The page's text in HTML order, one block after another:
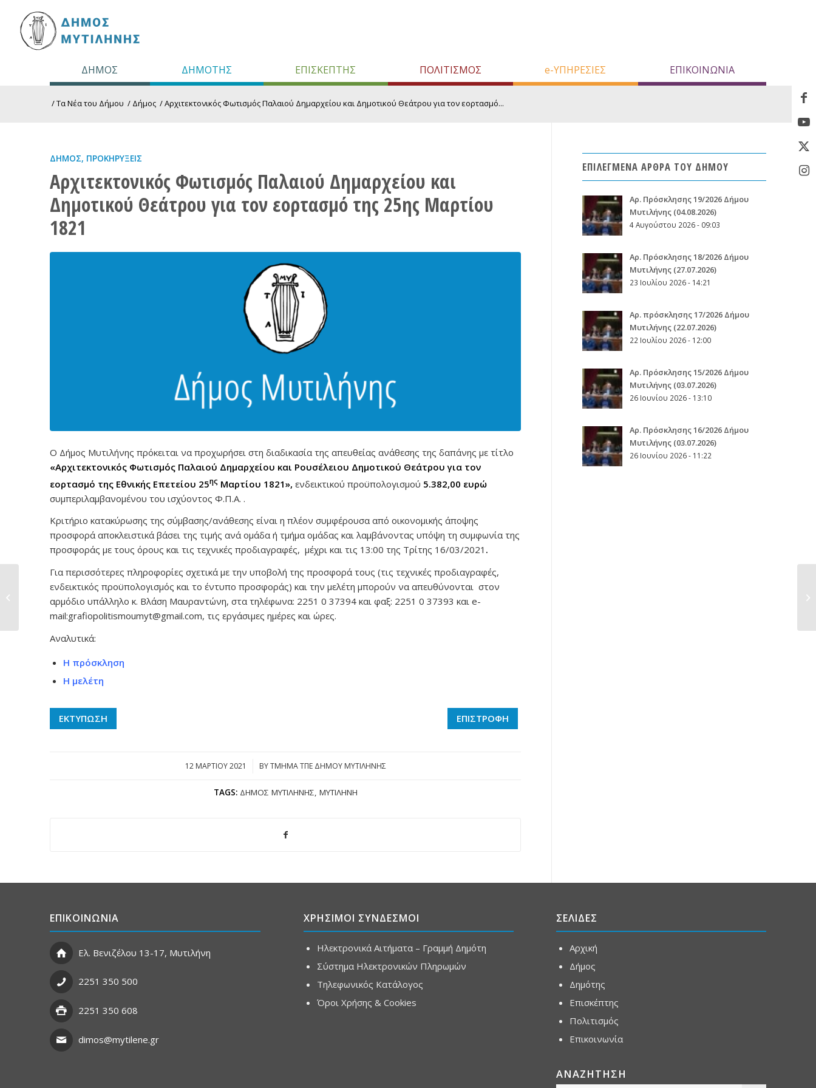
ΔΗΜΟΣ ΔΗΜΟΤΗΣ ΕΠΙΣΚΕΠΤΗΣ ΠΟΛΙΤΙΣΜΟΣ e-ΥΠΗΡΕΣΙΕΣ ΕΠΙΚΟΙΝΩΝΙΑ
/Τα Νέα του Δήμου / Δήμος /Αρχιτεκτονικός Φωτισμός Παλαιού Δημαρχείου και Δημοτικού Θεάτρου για τον εορτασμό...
ΔΉΜΟΣ, ΠΡΟΚΗΡΎΞΕΙΣ
Αρχιτεκτονικός Φωτισμός Παλαιού Δημαρχείου και
Δημοτικού Θεάτρου για τον εορτασμό της 25ης Μαρτίου
1821
Ο Δήμος Μυτιλήνης πρόκειται να προχωρήσει στη διαδικασία της απευθείας ανάθεσης της δαπάνης με τίτλο
«Αρχιτεκτονικός Φωτισμός Παλαιού Δημαρχείου και Ρουσέλειου Δημοτικού Θεάτρου για τον
εορτασμό της Εθνικής Επετείου 25ης Μαρτίου 1821», ενδεικτικού προϋπολογισμού 5.382,00 ευρώ
συμπεριλαμβανομένου του ισχύοντος Φ.Π.Α. .
Κριτήριο κατακύρωσης της σύμβασης/ανάθεσης είναι η πλέον συμφέρουσα από οικονομικής άποψης
προσφορά αποκλειστικά βάσει της τιμής ανά ομάδα ή τμήμα ομάδας και λαμβάνοντας υπόψη τη συμφωνία της
προσφοράς με τους όρους και τις τεχνικές προδιαγραφές, μέχρι και τις 13:00 της Τρίτης 16/03/2021 .
Για περισσότερες πληροφορίες σχετικά με την υποβολή της προσφορά τους (τις τεχνικές προδιαγραφές,
ενδεικτικός προϋπολογισμός και το έντυπο προσφοράς) και την μελέτη μπορούν να απευθύνονται στον
αρμόδιο υπάλληλο κ. Βλάση Μαυραντώνη, στα τηλέφωνα: 2251 0 37394 και φαξ: 2251 0 37393 και e-
mail:grafiopolitismoumyt@gmail.com, τις εργάσιμες ημέρες και ώρες.
Αναλυτικά:
Η πρόσκληση
Η μελέτη
ΕΚΤΥΠΩΣΗ ΕΠΙΣΤΡΟΦΗ
12 ΜΑΡΤΊΟΥ 2021
/ BYΤΜΗΜΑ ΤΠΕ ΔΗΜΟΥ ΜΥΤΙΛΗΝΗΣ
TAGS: ΔΉΜΟΣ ΜΥΤΙΛΉΝΗΣ ΜΥΤΙΛΉΝΗ
ΕΠΙΛΕΓΜΕΝΑ ΑΡΘΡΑ ΤΟΥ ΔΗΜΟΥ
Aρ. Πρόσκλησης 19/2026 Δήμου
Μυτιλήνης (04.08.2026)
4 Αυγούστου 2026 - 09:03
Aρ. Πρόσκλησης 18/2026 Δήμου
Μυτιλήνης (27.07.2026)
23 Ιουλίου 2026 - 14:21
Αρ. πρόσκλησης 17/2026 Δήμου
Μυτιλήνης (22.07.2026)
22 Ιουλίου 2026 - 12:00
Aρ. Πρόσκλησης 15/2026 Δήμου
Μυτιλήνης (03.07.2026)
26 Ιουνίου 2026 - 13:10
Aρ. Πρόσκλησης 16/2026 Δήμου
Μυτιλήνης (03.07.2026)
26 Ιουνίου 2026 - 11:22
ΕΠΙΚΟΙΝΩΝΙΑ
Ελ. Βενιζέλου 13-17, Μυτιλήνη
2251 350 500
2251 350 608
dimos@mytilene.gr
ΧΡΗΣΙΜΟΙ ΣΥΝΔΕΣΜΟΙ
Ηλεκτρονικά Αιτήματα – Γραμμή Δημότη
Σύστημα Ηλεκτρονικών Πληρωμών
Τηλεφωνικός Κατάλογος
Όροι Χρήσης & Cookies
ΣΕΛΙΔΕΣ
Αρχική
Δήμος
Δημότης
Επισκέπτης
Πολιτισμός
Επικοινωνία
ΑΝΑΖΗΤΗΣΗ
Aρ. πρόσκλησης
05/2021 Δήμου
Μυτιλήνης
(17.03.2021...